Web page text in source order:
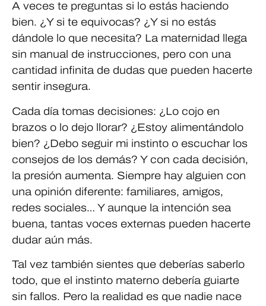
A veces te preguntas si lo estás haciendo
bien. ¿Y si te equivocas? ¿Y si no estás
dándole lo que necesita? La maternidad llega
sin manual de instrucciones, pero con una
cantidad infinita de dudas que pueden hacerte
sentir insegura.
Cada día tomas decisiones: ¿Lo cojo en
brazos o lo dejo llorar? ¿Estoy alimentándolo
bien? ¿Debo seguir mi instinto o escuchar los
consejos de los demás? Y con cada decisión,
la presión aumenta. Siempre hay alguien con
una opinión diferente: familiares, amigos,
redes sociales… Y aunque la intención sea
buena, tantas voces externas pueden hacerte
dudar aún más.
Tal vez también sientes que deberías saberlo
todo, que el instinto materno debería guiarte
sin fallos. Pero la realidad es que nadie nace